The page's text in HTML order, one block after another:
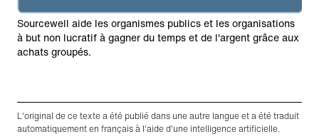
Sourcewell aide les organismes publics et les organisations
à but non lucratif à gagner du temps et de l'argent grâce aux
achats groupés.
L'original de ce texte a été publié dans une autre langue et a été traduit
automatiquement en français à l'aide d'une intelligence artificielle.